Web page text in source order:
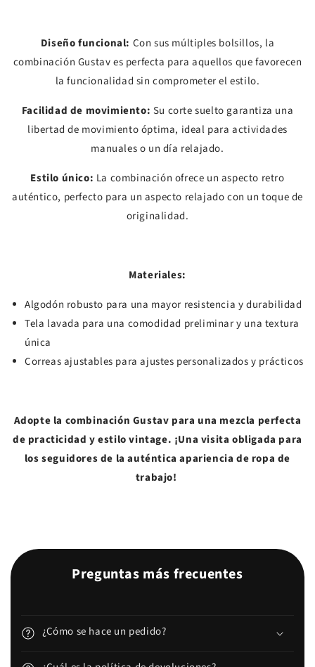
Diseño funcional: Con sus múltiples bolsillos, la
combinación Gustav es perfecta para aquellos que favorecen
la funcionalidad sin comprometer el estilo.
Facilidad de movimiento: Su corte suelto garantiza una
libertad de movimiento óptima, ideal para actividades
manuales o un día relajado.
Estilo único: La combinación ofrece un aspecto retro
auténtico, perfecto para un aspecto relajado con un toque de
originalidad.
Materiales:
Algodón robusto para una mayor resistencia y durabilidad
Tela lavada para una comodidad preliminar y una textura
única
Correas ajustables para ajustes personalizados y prácticos
Adopte la combinación Gustav para una mezcla perfecta
de practicidad y estilo vintage. ¡Una visita obligada para
los seguidores de la auténtica apariencia de ropa de
trabajo!
Preguntas más frecuentes
¿Cómo se hace un pedido?